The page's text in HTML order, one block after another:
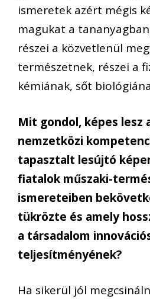
ismeretek azért mégis
magukat a
részei a közvetlenül
természetnek, részei a
kémiának, sőt
Mit gondol, képes lesz
nemzetközi
tapasztalt lesújtó
fiatalok műszaki-
ismereteiben
tükrözte és amely
a társadalom
teljesítményének?
Ha sikerül jól